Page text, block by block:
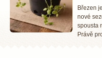
Březen
nové
spousta
Právě